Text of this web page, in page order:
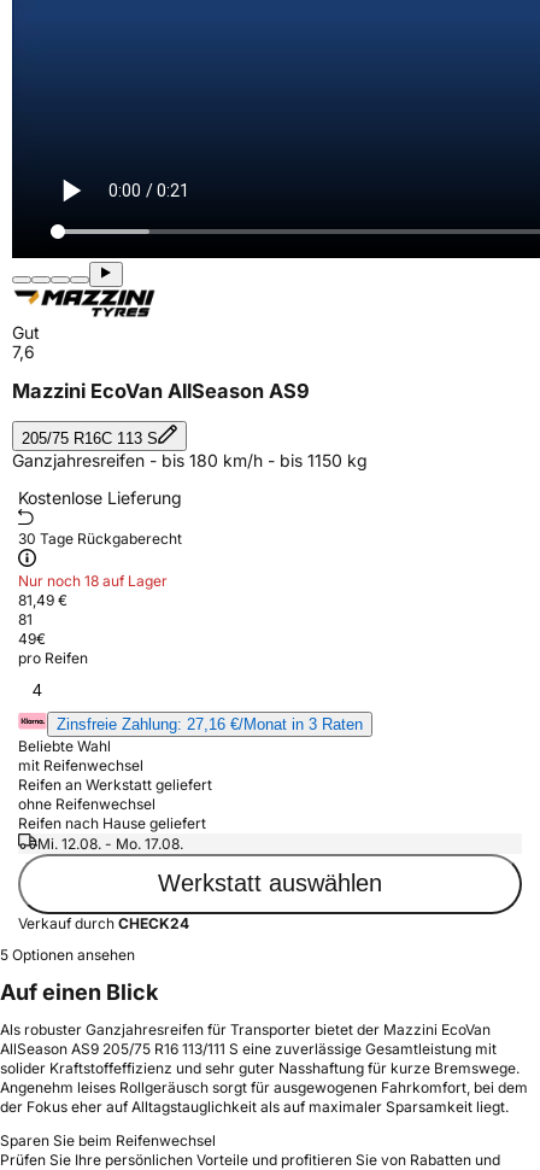
Gut
7,6
Mazzini EcoVan AllSeason AS9
205/75 R16C 113 S
Ganzjahresreifen - bis 180 km/h - bis 1150 kg
Kostenlose Lieferung
30 Tage Rückgaberecht
Nur noch 18 auf Lager
81,49 €
81
49€
pro Reifen
4
Zinsfreie Zahlung: 27,16 €/Monat in 3 Raten
Beliebte Wahl
mit Reifenwechsel
Reifen an Werkstatt geliefert
ohne Reifenwechsel
Reifen nach Hause geliefert
Mi. 12.08. - Mo. 17.08.
Werkstatt auswählen
Verkauf durch CHECK24
5 Optionen ansehen
Auf einen Blick
Als robuster Ganzjahresreifen für Transporter bietet der Mazzini EcoVan
AllSeason AS9 205/75 R16 113/111 S eine zuverlässige Gesamtleistung mit
solider Kraftstoffeffizienz und sehr guter Nasshaftung für kurze Bremswege.
Angenehm leises Rollgeräusch sorgt für ausgewogenen Fahrkomfort, bei dem
der Fokus eher auf Alltagstauglichkeit als auf maximaler Sparsamkeit liegt.
Sparen Sie beim Reifenwechsel
Prüfen Sie Ihre persönlichen Vorteile und profitieren Sie von Rabatten und